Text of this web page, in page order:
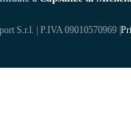
S.r.l. | P.IVA 09010570969 |